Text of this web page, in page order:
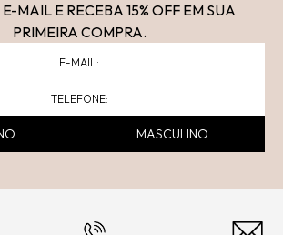
MAIL E RECEBA 15% OFF EM SUA
PRIMEIRA COMPRA.
MASCULINO